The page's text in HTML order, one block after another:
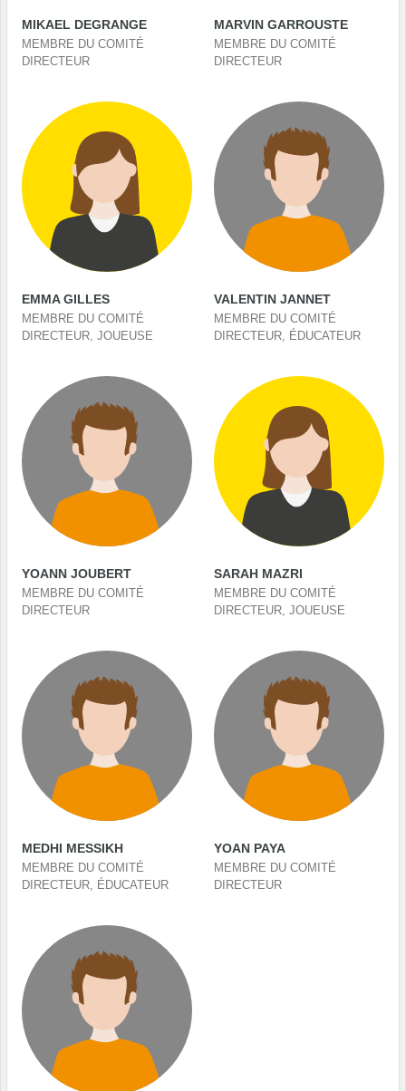
MIKAEL DEGRANGE
MEMBRE DU COMITÉ
DIRECTEUR
MARVIN GARROUSTE
MEMBRE DU COMITÉ
DIRECTEUR
EMMA GILLES
MEMBRE DU COMITÉ
DIRECTEUR, JOUEUSE
VALENTIN JANNET
MEMBRE DU COMITÉ
DIRECTEUR, ÉDUCATEUR
YOANN JOUBERT
MEMBRE DU COMITÉ
DIRECTEUR
SARAH MAZRI
MEMBRE DU COMITÉ
DIRECTEUR, JOUEUSE
MEDHI MESSIKH
MEMBRE DU COMITÉ
DIRECTEUR, ÉDUCATEUR
YOAN PAYA
MEMBRE DU COMITÉ
DIRECTEUR